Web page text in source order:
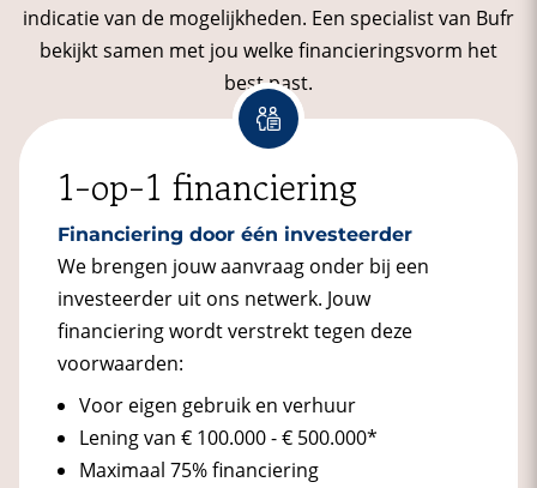
indicatie van de mogelijkheden. Een specialist van Bufr
bekijkt samen met jou welke financieringsvorm het
best past.
1-op-1 financiering
Financiering door één investeerder
We brengen jouw aanvraag onder bij een
investeerder uit ons netwerk. Jouw
financiering wordt verstrekt tegen deze
voorwaarden:
Voor eigen gebruik en verhuur
Lening van € 100.000 - € 500.000*
Maximaal 75% financiering